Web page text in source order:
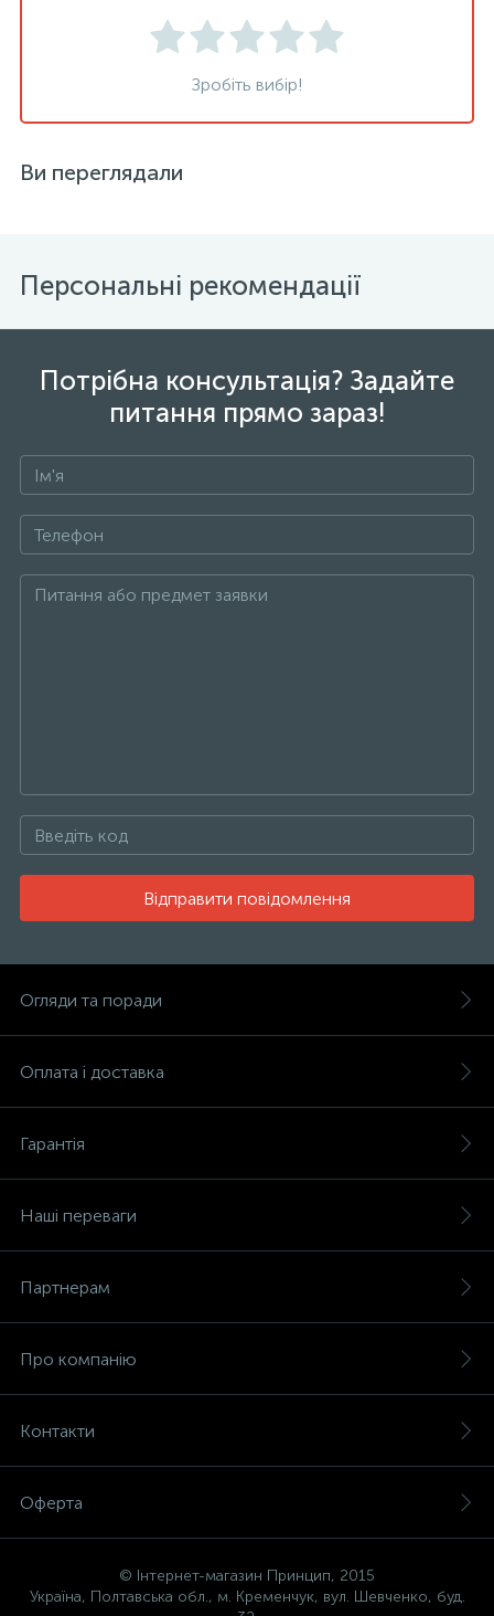
Зробіть вибір!
Ви переглядали
Персональні рекомендації
Потрібна консультація? Задайте
питання прямо зараз!
Відправити повідомлення
Огляди та поради
Оплата і доставка
Гарантія
Наші переваги
Партнерам
Про компанію
Контакти
Оферта
© Інтернет-магазин Принцип, 2015
Україна, Полтавська обл., м. Кременчук, вул. Шевченко, буд.